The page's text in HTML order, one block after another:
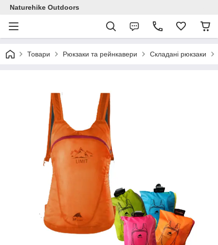
Naturehike Outdoors
Товари Рюкзаки та рейнкавери Складані рюкзаки